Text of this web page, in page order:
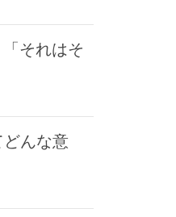
それはそ
んな意